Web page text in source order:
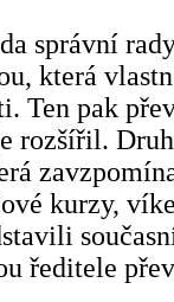
správní
která
Ten pak
rozšířil.
kurzy,
ředitele